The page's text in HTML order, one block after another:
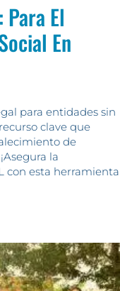
Para El
En
para entidades sin
clave que
de
la
con esta herramienta